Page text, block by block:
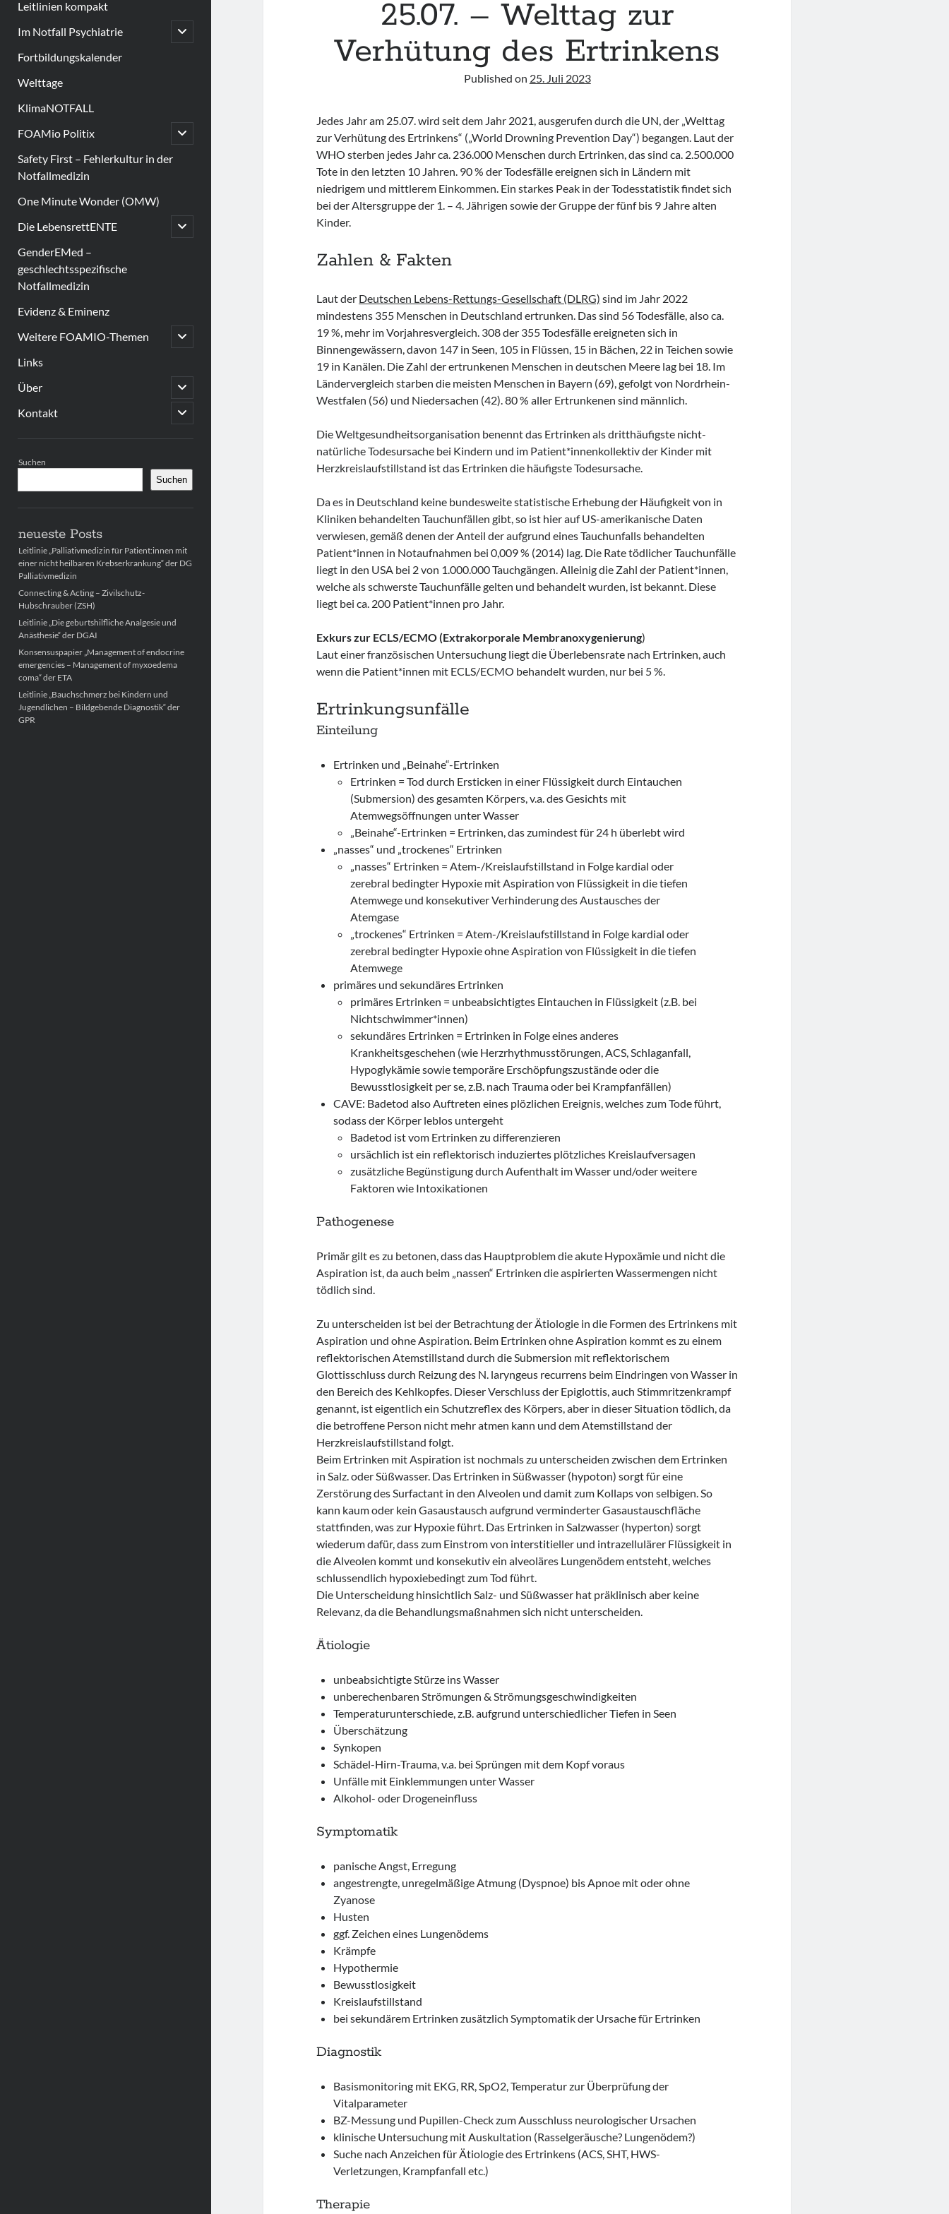
Leitlinien kompakt
Im Notfall Psychiatrie
open
child
Fortbildungskalender
Welttage
KlimaNOTFALL
FOAMio Politix
open
child
Safety First – Fehlerkultur in der
Notfallmedizin
One Minute Wonder (OMW)
Die LebensrettENTE
open
child
GenderEMed –
geschlechtsspezifische
Notfallmedizin
Evidenz & Eminenz
Weitere FOAMIO-Themen
open
child
Links
Über
open
child
menu
Kontakt
open
child
Suchen
Suchen
neueste Posts
Leitlinie „Palliativmedizin für Patient:innen mit
einer nicht heilbaren Krebserkrankung“ der DG
Palliativmedizin
Connecting & Acting – Zivilschutz-
Hubschrauber (ZSH)
Leitlinie „Die geburtshilfliche Analgesie und
Anästhesie“ der DGAI
Konsensuspapier „Management of endocrine
emergencies – Management of myxoedema
coma“ der ETA
Leitlinie „Bauchschmerz bei Kindern und
Jugendlichen – Bildgebende Diagnostik“ der
GPR
25.07. – Welttag zur
Verhütung des Ertrinkens
Published on 25. Juli 2023
Jedes Jahr am 25.07. wird seit dem Jahr 2021, ausgerufen durch die UN, der „Welttag
zur Verhütung des Ertrinkens“ („World Drowning Prevention Day“) begangen. Laut der
WHO sterben jedes Jahr ca. 236.000 Menschen durch Ertrinken, das sind ca. 2.500.000
Tote in den letzten 10 Jahren. 90 % der Todesfälle ereignen sich in Ländern mit
niedrigem und mittlerem Einkommen. Ein starkes Peak in der Todesstatistik findet sich
bei der Altersgruppe der 1. – 4. Jährigen sowie der Gruppe der fünf bis 9 Jahre alten
Kinder.
Zahlen & Fakten
Laut der Deutschen Lebens-Rettungs-Gesellschaft (DLRG) sind im Jahr 2022
mindestens 355 Menschen in Deutschland ertrunken. Das sind 56 Todesfälle, also ca.
19 %, mehr im Vorjahresvergleich. 308 der 355 Todesfälle ereigneten sich in
Binnengewässern, davon 147 in Seen, 105 in Flüssen, 15 in Bächen, 22 in Teichen sowie
19 in Kanälen. Die Zahl der ertrunkenen Menschen in deutschen Meere lag bei 18. Im
Ländervergleich starben die meisten Menschen in Bayern (69), gefolgt von Nordrhein-
Westfalen (56) und Niedersachen (42). 80 % aller Ertrunkenen sind männlich.
Die Weltgesundheitsorganisation benennt das Ertrinken als dritthäufigste nicht-
natürliche Todesursache bei Kindern und im Patient*innenkollektiv der Kinder mit
Herzkreislaufstillstand ist das Ertrinken die häufigste Todesursache.
Da es in Deutschland keine bundesweite statistische Erhebung der Häufigkeit von in
Kliniken behandelten Tauchunfällen gibt, so ist hier auf US-amerikanische Daten
verwiesen, gemäß denen der Anteil der aufgrund eines Tauchunfalls behandelten
Patient*innen in Notaufnahmen bei 0,009 % (2014) lag. Die Rate tödlicher Tauchunfälle
liegt in den USA bei 2 von 1.000.000 Tauchgängen. Alleinig die Zahl der Patient*innen,
welche als schwerste Tauchunfälle gelten und behandelt wurden, ist bekannt. Diese
liegt bei ca. 200 Patient*innen pro Jahr.
Exkurs zur ECLS/ECMO (Extrakorporale Membranoxygenierung)
Laut einer französischen Untersuchung liegt die Überlebensrate nach Ertrinken, auch
wenn die Patient*innen mit ECLS/ECMO behandelt wurden, nur bei 5 %.
Ertrinkungsunfälle
Einteilung
Ertrinken und „Beinahe“-Ertrinken
Ertrinken = Tod durch Ersticken in einer Flüssigkeit durch Eintauchen
(Submersion) des gesamten Körpers, v.a. des Gesichts mit
Atemwegsöffnungen unter Wasser
„Beinahe“-Ertrinken = Ertrinken, das zumindest für 24 h überlebt wird
„nasses“ und „trockenes“ Ertrinken
„nasses“ Ertrinken = Atem-/Kreislaufstillstand in Folge kardial oder
zerebral bedingter Hypoxie mit Aspiration von Flüssigkeit in die tiefen
Atemwege und konsekutiver Verhinderung des Austausches der
Atemgase
„trockenes“ Ertrinken = Atem-/Kreislaufstillstand in Folge kardial oder
zerebral bedingter Hypoxie ohne Aspiration von Flüssigkeit in die tiefen
Atemwege
primäres und sekundäres Ertrinken
primäres Ertrinken = unbeabsichtigtes Eintauchen in Flüssigkeit (z.B. bei
Nichtschwimmer*innen)
sekundäres Ertrinken = Ertrinken in Folge eines anderes
Krankheitsgeschehen (wie Herzrhythmusstörungen, ACS, Schlaganfall,
Hypoglykämie sowie temporäre Erschöpfungszustände oder die
Bewusstlosigkeit per se, z.B. nach Trauma oder bei Krampfanfällen)
CAVE: Badetod also Auftreten eines plözlichen Ereignis, welches zum Tode führt,
sodass der Körper leblos untergeht
Badetod ist vom Ertrinken zu differenzieren
ursächlich ist ein reflektorisch induziertes plötzliches Kreislaufversagen
zusätzliche Begünstigung durch Aufenthalt im Wasser und/oder weitere
Faktoren wie Intoxikationen
Pathogenese
Primär gilt es zu betonen, dass das Hauptproblem die akute Hypoxämie und nicht die
Aspiration ist, da auch beim „nassen“ Ertrinken die aspirierten Wassermengen nicht
tödlich sind.
Zu unterscheiden ist bei der Betrachtung der Ätiologie in die Formen des Ertrinkens mit
Aspiration und ohne Aspiration. Beim Ertrinken ohne Aspiration kommt es zu einem
reflektorischen Atemstillstand durch die Submersion mit reflektorischem
Glottisschluss durch Reizung des N. laryngeus recurrens beim Eindringen von Wasser in
den Bereich des Kehlkopfes. Dieser Verschluss der Epiglottis, auch Stimmritzenkrampf
genannt, ist eigentlich ein Schutzreflex des Körpers, aber in dieser Situation tödlich, da
die betroffene Person nicht mehr atmen kann und dem Atemstillstand der
Herzkreislaufstillstand folgt.
Beim Ertrinken mit Aspiration ist nochmals zu unterscheiden zwischen dem Ertrinken
in Salz. oder Süßwasser. Das Ertrinken in Süßwasser (hypoton) sorgt für eine
Zerstörung des Surfactant in den Alveolen und damit zum Kollaps von selbigen. So
kann kaum oder kein Gasaustausch aufgrund verminderter Gasaustauschfläche
stattfinden, was zur Hypoxie führt. Das Ertrinken in Salzwasser (hyperton) sorgt
wiederum dafür, dass zum Einstrom von interstitieller und intrazellulärer Flüssigkeit in
die Alveolen kommt und konsekutiv ein alveoläres Lungenödem entsteht, welches
schlussendlich hypoxiebedingt zum Tod führt.
Die Unterscheidung hinsichtlich Salz- und Süßwasser hat präklinisch aber keine
Relevanz, da die Behandlungsmaßnahmen sich nicht unterscheiden.
Ätiologie
unbeabsichtigte Stürze ins Wasser
unberechenbaren Strömungen & Strömungsgeschwindigkeiten
Temperaturunterschiede, z.B. aufgrund unterschiedlicher Tiefen in Seen
Überschätzung
Synkopen
Schädel-Hirn-Trauma, v.a. bei Sprüngen mit dem Kopf voraus
Unfälle mit Einklemmungen unter Wasser
Alkohol- oder Drogeneinfluss
Symptomatik
panische Angst, Erregung
angestrengte, unregelmäßige Atmung (Dyspnoe) bis Apnoe mit oder ohne
Zyanose
Husten
ggf. Zeichen eines Lungenödems
Krämpfe
Hypothermie
Bewusstlosigkeit
Kreislaufstillstand
bei sekundärem Ertrinken zusätzlich Symptomatik der Ursache für Ertrinken
Diagnostik
Basismonitoring mit EKG, RR, SpO2, Temperatur zur Überprüfung der
Vitalparameter
BZ-Messung und Pupillen-Check zum Ausschluss neurologischer Ursachen
klinische Untersuchung mit Auskultation (Rasselgeräusche? Lungenödem?)
Suche nach Anzeichen für Ätiologie des Ertrinkens (ACS, SHT, HWS-
Verletzungen, Krampfanfall etc.)
Therapie